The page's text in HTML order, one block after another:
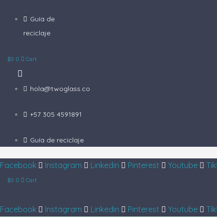
Guía de
reciclaje
$0 0 Cart
hola@twoglass.co
+57 305 4591891
Guía de reciclaje
Facebook Instagram Linkedin Pinterest Youtube
$0 0 Cart
Facebook Instagram Linkedin Pinterest Youtube